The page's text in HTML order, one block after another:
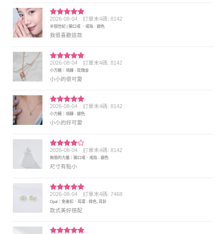
評分5 滿
分 5
2026-08-04 訂單末4碼: 8142
半個世紀 | 開口戒 ．戒指 - 銀色
我很喜歡這款
評分5滿
分 5
2026-08-04 訂單末4碼: 8142
小方糖｜項鍊 - 玫瑰金
小小的很可愛
評分5 滿
分 5
2026-08-04 訂單末4碼: 8142
小方糖｜項鍊 - 銀色
小小的好可愛
評分4
滿分 5
2026-08-04 訂單末4碼: 8142
無限的力量｜開口戒．戒指 - 銀色
尺寸有點小
評分5滿
分 5
2026-08-04 訂單末4碼: 7468
Opal｜免後扣．耳環 - 綠色, 耳針
款式美好搭配